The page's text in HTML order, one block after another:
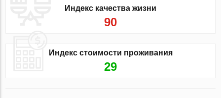
Индекс качества жизни
90
Индекс стоимости проживания
29